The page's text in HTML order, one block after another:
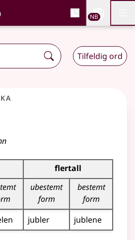
, Bokmålsordboka og
NB
Tilfeldig ord
dette substantivet
flertall
ubestemt
form
bestemt
form
jubler jublene